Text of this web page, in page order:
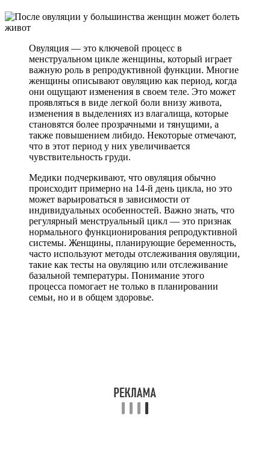
Овуляция — это ключевой процесс в
менструальном цикле женщины, который играет
важную роль в репродуктивной функции. Многие
женщины описывают овуляцию как период, когда
они ощущают изменения в своем теле. Это может
проявляться в виде легкой боли внизу живота,
изменения в выделениях из влагалища, которые
становятся более прозрачными и тянущими, а
также повышением либидо. Некоторые отмечают,
что в этот период у них увеличивается
чувствительность груди.
Медики подчеркивают, что овуляция обычно
происходит примерно на 14-й день цикла, но это
может варьироваться в зависимости от
индивидуальных особенностей. Важно знать, что
регулярный менструальный цикл — это признак
нормального функционирования репродуктивной
системы. Женщины, планирующие беременность,
часто используют методы отслеживания овуляции,
такие как тесты на овуляцию или отслеживание
базальной температуры. Понимание этого
процесса помогает не только в планировании
семьи, но и в общем здоровье.